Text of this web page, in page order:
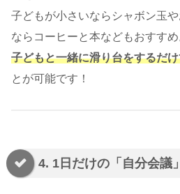
子どもが小さいならシャボン玉
ならコーヒーと本などもおすすめ
子どもと一緒に滑り台をするだ
とが可能です！
4. 1日だけの「自分会議